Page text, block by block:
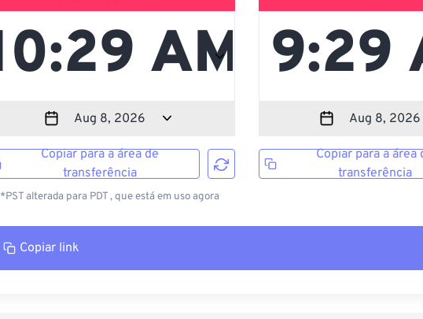
Copiar para a área de
transferência
*PST alterada para PDT , que está em uso agora
Copiar para a área
transferência
Copiar link